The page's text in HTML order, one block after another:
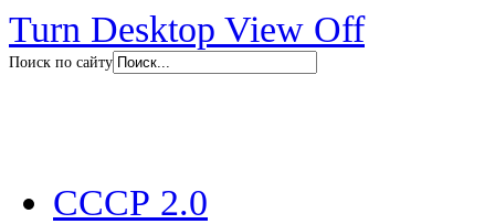
Turn Desktop View Off
Поиск по сайту
СССР 2.0